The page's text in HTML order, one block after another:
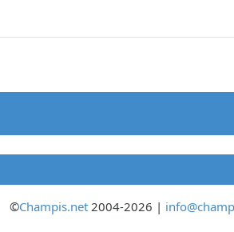
©Champis.net2004-2026 |